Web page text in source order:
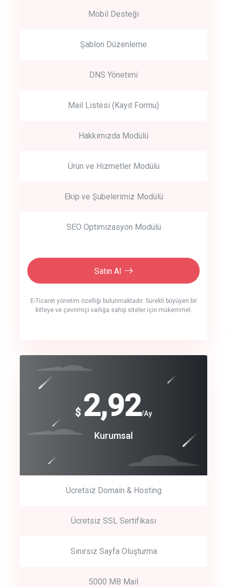
Mobil Desteği
Şablon Düzenleme
DNS Yönetimi
Mail Listesi (Kayıt Formu)
Hakkımızda Modülü
Ürün ve Hizmetler Modülü
Ekip ve Şubelerimiz Modülü
SEO Optimizasyon Modülü
Satın Al
E-Ticaret yönetim özelliği bulunmaktadır. Sürekli büyüyen bir
kitleye ve çevrimiçi varlığa sahip siteler için mükemmel.
crm auto cync
track energy costs
Get Started
Start by trying our service for 30 days free trial no credit card
$ 2,92/Ay
Kurumsal
Ücretsiz Domain & Hosting
Ücretsiz SSL Sertifikası
Sınırsız Sayfa Oluşturma
5000 MB Mail
$
240
Coroprate